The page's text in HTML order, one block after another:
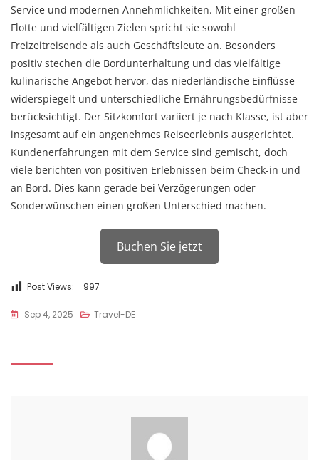
Service und modernen Annehmlichkeiten. Mit einer großen
Flotte und vielfältigen Zielen spricht sie sowohl
Freizeitreisende als auch Geschäftsleute an. Besonders
positiv stechen die Bordunterhaltung und das vielfältige
kulinarische Angebot hervor, das niederländische Einflüsse
widerspiegelt und unterschiedliche Ernährungsbedürfnisse
berücksichtigt. Der Sitzkomfort variiert je nach Klasse, ist aber
insgesamt auf ein angenehmes Reiseerlebnis ausgerichtet.
Kundenerfahrungen mit dem Service sind gemischt, doch
viele berichten von positiven Erlebnissen beim Check-in und
an Bord. Dies kann gerade bei Verzögerungen oder
Sonderwünschen einen großen Unterschied machen.
Buchen Sie jetzt
Post Views: 997
Sep 4, 2025 Travel-DE